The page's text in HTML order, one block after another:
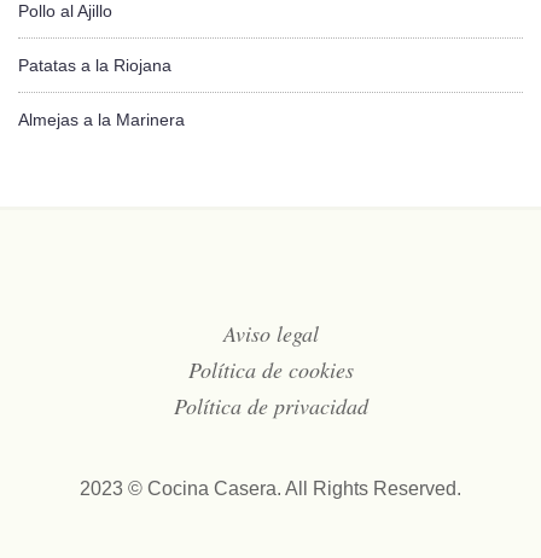
Pollo al Ajillo
Patatas a la Riojana
Almejas a la Marinera
Aviso legal
Política de cookies
Política de privacidad
2023 © Cocina Casera. All Rights Reserved.